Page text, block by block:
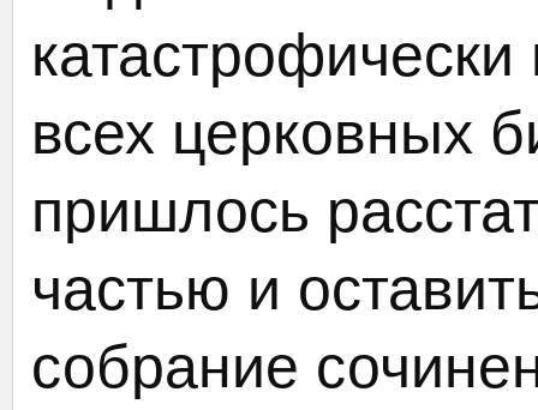
всех церковных
пришлось
частью и
собрание